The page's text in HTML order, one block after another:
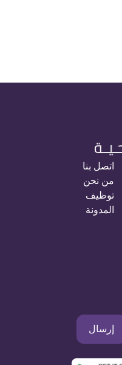
اتصل بنا
من نحن
توظيف
المدونة
إرسال